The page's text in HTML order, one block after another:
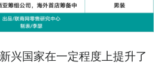
兴国家在一定程度上提升了